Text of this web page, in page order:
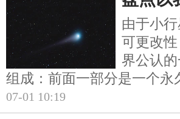
由于小
可更改
界公认
组成：前面一部分是一个
07-01 10:19